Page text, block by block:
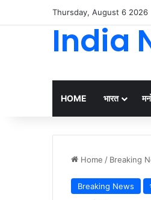
Thursday, August 6 2026
India
HOME भारत
Home / Breaking
Breaking News